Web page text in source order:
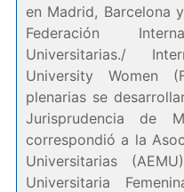
en Madrid, Barcelona
Federación
Universitarias./
University Women
plenarias se
Jurisprudencia de
correspondió a la
Universitarias
Universitaria